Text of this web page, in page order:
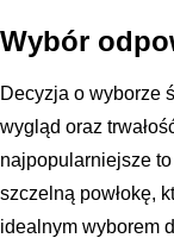
Wybór
Decyzja o wyborze
wygląd oraz
najpopularniejsze
szczelną powłokę,
idealnym wyborem